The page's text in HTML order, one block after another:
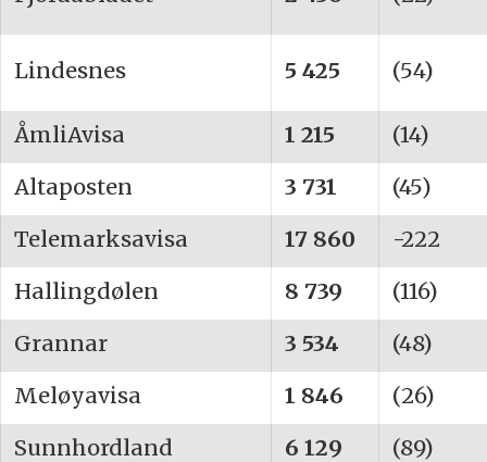
Lindesnes 5 425 (54)
ÅmliAvisa 1 215
(14)
Altaposten
3 731
(45)
Telemarksavisa
17 860
-222
Hallingdølen
8 739
(116)
Grannar
3 534
(48)
Meløyavisa
1 846
(26)
Sunnhordland
6 129
(89)